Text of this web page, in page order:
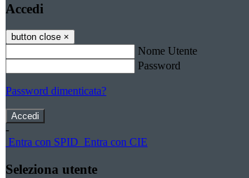
Accedi
button close ×
Nome Utente
Password
Password dimenticata?
-
Entra con SPID Entra con CIE
Seleziona utente